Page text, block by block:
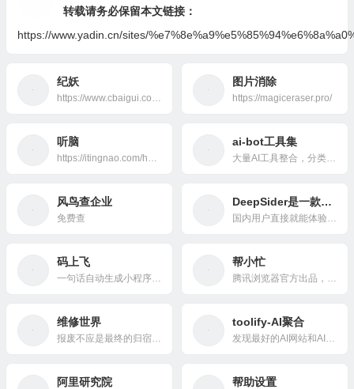
转载请务必保留本文链接：
https://www.yadin.cn/sites/
纪妖 图片消除
https://magiceraser.pro/
听脑 ai-bot工具集
大量AI工具整合，分类非常细（AI写作、AI视频、AI翻译等）
风鸟查企业
免费查
DeepSider是一款浏览器侧边栏插件，支持与多款热门AI模型进行聊天对话和图像生成。
码上飞
一句话自动生成小程序、APP、H5网页应用！
帮小忙
维修世界
报废不应是最终的归宿 通过高质量的维修零件和工具以及强大的社区专业知识，获得你所需要的指导。
toolify-AI聚合
发现最好的AI网站和AI工具
阿里研究院 帮助设置